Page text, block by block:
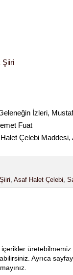
Şiiri
İzleri,
Fuat
Çelebi Maddesi,
Asaf Halet Çelebi
Ayrıca